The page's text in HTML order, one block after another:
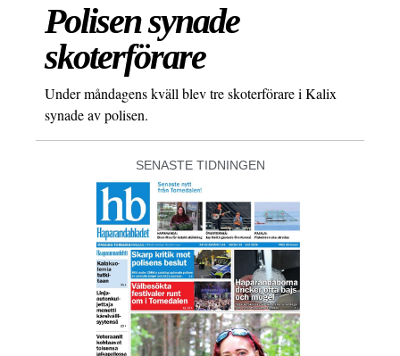
Polisen synade
skoterförare
Under måndagens kväll blev tre skoterförare i Kalix
synade av polisen.
SENASTE TIDNINGEN